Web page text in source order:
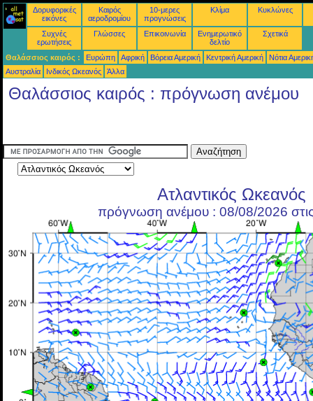
Δορυφορικές
εικόνες
Καιρός
αεροδρομίου
10-μερες
προγνώσεις
Κλίμα Κυκλώνες
Συχνές
ερωτήσεις
Γλώσσες Επικοινωνία
Ενημερωτικό
δελτίο
Σχετικά
Θαλάσσιος καιρός : Ευρώπη Αφρική Βόρεια Αμερική Κεντρική Αμερική
Νότια
Αυστραλία
Ινδικός Ωκεανός Άλλα
Θαλάσσιος καιρός : πρόγνωση ανέμου
Ατλαντικός Ωκεανός
πρόγνωση ανέμου : 08/08/2026